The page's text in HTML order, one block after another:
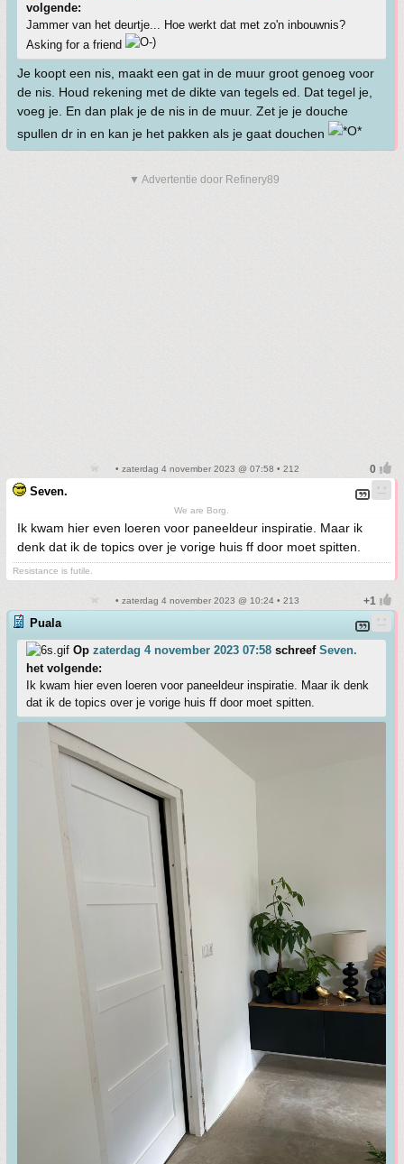
volgende:
Jammer van het deurtje... Hoe werkt dat met zo'n inbouwnis?
Asking for a friend
Je koopt een nis, maakt een gat in de muur groot genoeg voor
de nis. Houd rekening met de dikte van tegels ed. Dat tegel je,
voeg je. En dan plak je de nis in de muur. Zet je je douche
spullen dr in en kan je het pakken als je gaat douchen
▼ Advertentie door Refinery89
• zaterdag 4 november 2023 @ 07:58 • 212
Seven.
We are Borg.
Ik kwam hier even loeren voor paneeldeur inspiratie. Maar ik
denk dat ik de topics over je vorige huis ff door moet spitten.
Resistance is futile.
• zaterdag 4 november 2023 @ 10:24 • 213
Puala
Op zaterdag 4 november 2023 07:58 schreef Seven.
het volgende:
Ik kwam hier even loeren voor paneeldeur inspiratie. Maar ik denk
dat ik de topics over je vorige huis ff door moet spitten.